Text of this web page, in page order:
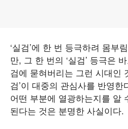
‘실검’에 한 번 등극하려 몸부
만, 그 한 번의 ‘실검’ 등극은
검에 묻혀버리는 그런 시대인
검’이 대중의 관심사를 반영
어떤 부분에 열광하는지를 알
된다는 것은 분명한 사실이다.